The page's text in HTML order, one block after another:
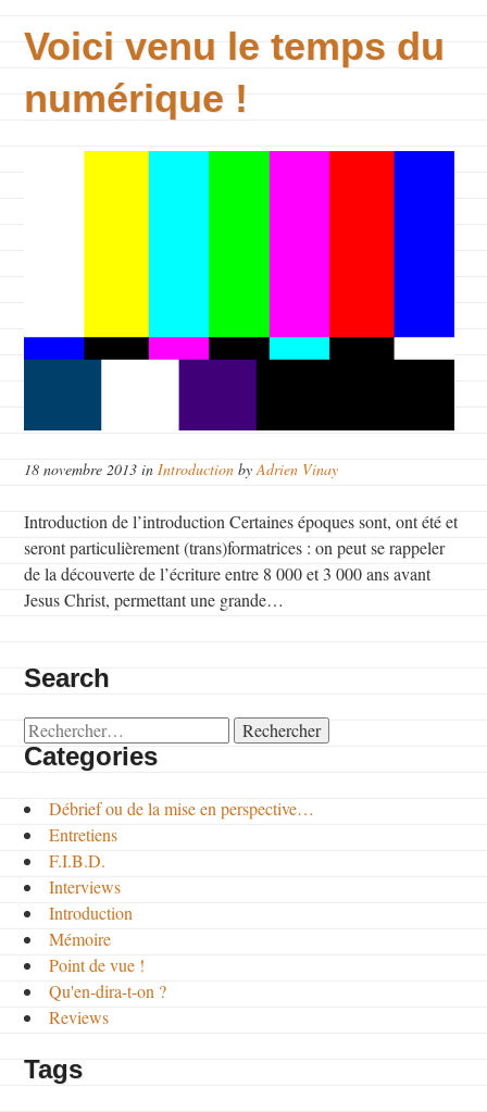
Voici venu le temps du
numérique !
18 novembre 2013 inIntroduction byAdrien Vinay
Introduction de l’introduction Certaines époques sont, ont été et
seront particulièrement (trans)formatrices : on peut se rappeler
de la découverte de l’écriture entre 8 000 et 3 000 ans avant
Jesus Christ, permettant une grande…
Search
Rechercher :
Categories
Débrief ou de la mise en perspective…
Entretiens
F.I.B.D.
Interviews
Introduction
Mémoire
Point de vue !
Qu'en-dira-t-on ?
Reviews
Tags